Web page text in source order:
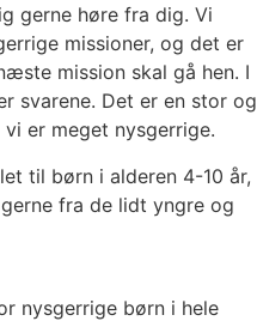
gerne høre fra dig. Vi
missioner, og det er
mission skal gå hen. I
svarene. Det er en stor og
er meget nysgerrige.
til børn i alderen 4-10 år,
fra de lidt yngre og
nysgerrige børn i hele